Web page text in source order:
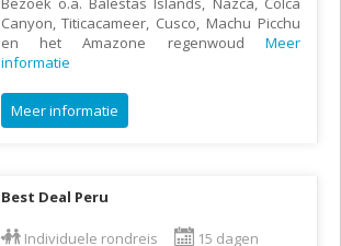
Canyon, Titicacameer, Cusco, Machu Picchu
en het Amazone regenwoud Meer
informatie
Meer informatie
Best Deal Peru
Individuele rondreis
15 dagen